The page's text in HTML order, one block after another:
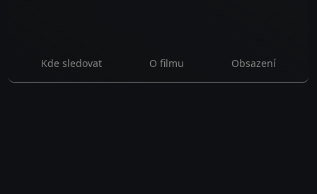
Kde sledovat O filmu Obsazení